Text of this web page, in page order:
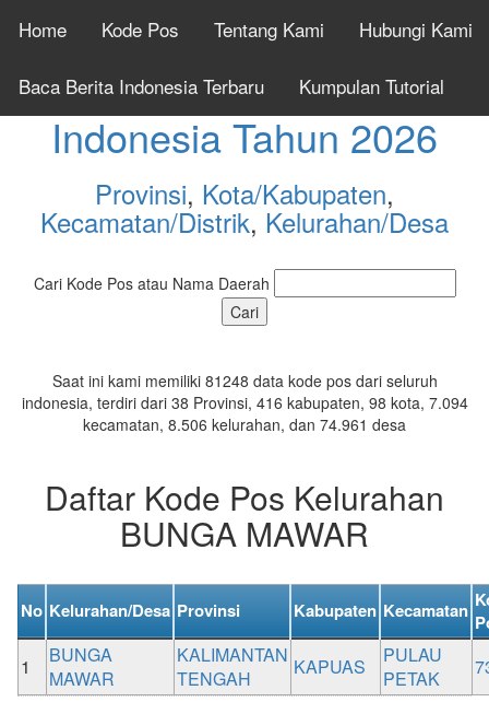
Home Kode Pos Tentang Kami Hubungi Kami
Baca Berita Indonesia Terbaru Kumpulan Tutorial
Cek Kode Pos Seluruh
Indonesia Tahun 2026
Provinsi, Kota/Kabupaten,
Kecamatan/Distrik, Kelurahan/Desa
Cari Kode Pos atau Nama Daerah
Saat ini kami memiliki 81248 data kode pos dari seluruh
indonesia, terdiri dari 38 Provinsi, 416 kabupaten, 98 kota, 7.094
kecamatan, 8.506 kelurahan, dan 74.961 desa
Daftar Kode Pos Kelurahan
BUNGA MAWAR
No Kelurahan/Desa Provinsi Kabupaten Kecamatan
1
BUNGA
MAWAR
KALIMANTAN
TENGAH
KAPUAS
PULAU
PETAK